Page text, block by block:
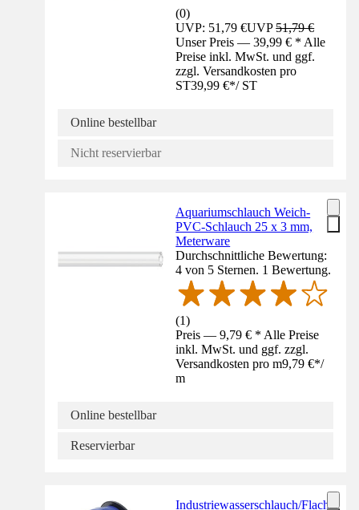
(0)
UVP: 51,79 €UVP51,79 €
Unser Preis — 39,99 € * Alle
Preise inkl. MwSt. und ggf.
zzgl. Versandkosten pro
ST39,99 €*/ ST
Online bestellbar
Nicht reservierbar
Aquariumschlauch Weich-
PVC-Schlauch 25 x 3 mm,
Meterware
Durchschnittliche Bewertung:
4 von 5 Sternen. 1 Bewertung.
(1)
Preis — 9,79 € * Alle Preise
inkl. MwSt. und ggf. zzgl.
Versandkosten pro m9,79 €*/
m
Online bestellbar
Reservierbar
Industriewasserschlauch/Flach